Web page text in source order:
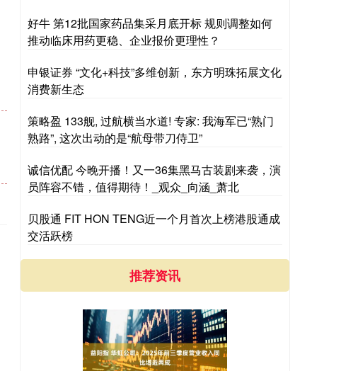
好牛 第12批国家药品集采月底开标 规则调整如何
推动临床用药更稳、企业报价更理性？
申银证券 “文化+科技”多维创新，东方明珠拓展文化
消费新生态
策略盈 133舰, 过航横当水道! 专家: 我海军已“熟门
熟路”, 这次出动的是“航母带刀侍卫”
诚信优配 今晚开播！又一36集黑马古装剧来袭，演
员阵容不错，值得期待！_观众_向涵_萧北
贝股通 FIT HON TENG近一个月首次上榜港股通成
交活跃榜
推荐资讯